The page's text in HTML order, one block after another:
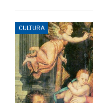
CULTURA